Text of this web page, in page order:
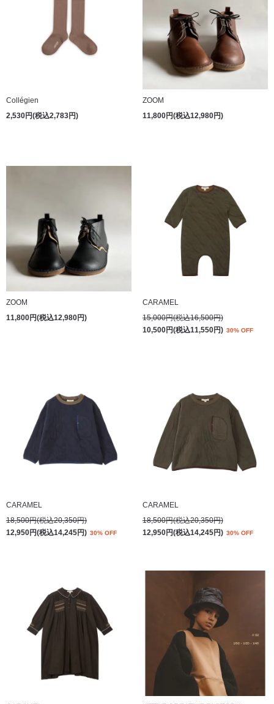
Collégien
2,530円(税込2,783円)
ZOOM
11,800円(税込12,980円)
ZOOM
11,800円(税込12,980円)
CARAMEL
15,000円(税込16,500円)
10,500円(税込11,550円) 30% OFF
CARAMEL
18,500円(税込20,350円)
12,950円(税込14,245円) 30% OFF
CARAMEL
18,500円(税込20,350円)
12,950円(税込14,245円) 30% OFF